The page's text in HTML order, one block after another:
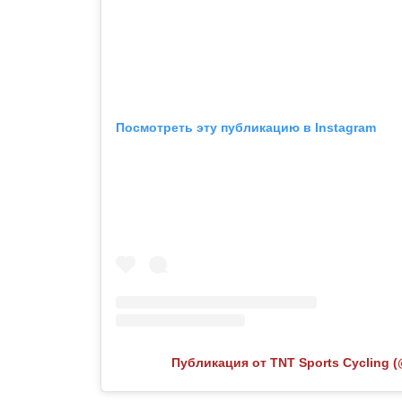
Посмотреть эту публикацию в Instagram
Публикация от TNT Sports Cycling